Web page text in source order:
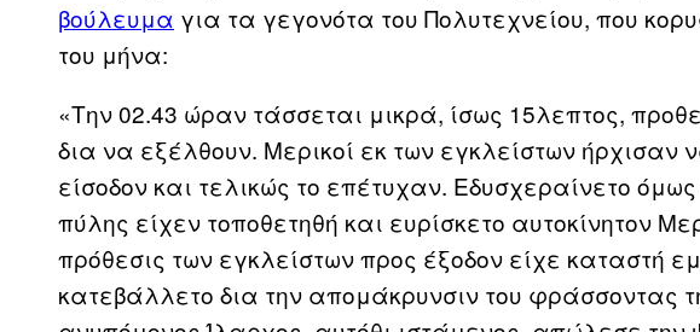
βούλευμα για τα γεγονότα του Πολυτεχνείου, που
του μήνα:
«Την 02.43 ώραν τάσσεται μικρά, ίσως 15λεπτος,
δια να εξέλθουν. Μερικοί εκ των εγκλείστων
είσοδον και τελικώς το επέτυχαν. Εδυσχεραίνετο όμως
πύλης είχεν τοποθετηθή και ευρίσκετο αυτοκίνητον
πρόθεσις των εγκλείστων προς έξοδον είχε καταστή
κατεβάλλετο δια την απομάκρυνσιν του φράσσοντας